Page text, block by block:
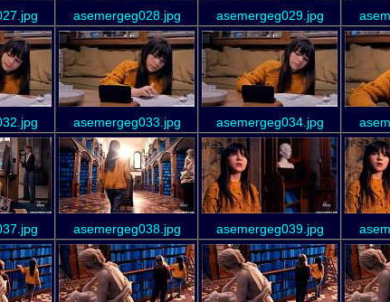
asemergeg028.jpg asemergeg029.jpg
asemergeg033.jpg asemergeg034.jpg
asemergeg038.jpg asemergeg039.jpg